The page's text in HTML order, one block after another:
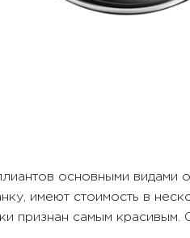
основными видами
имеют стоимость в
признан самым